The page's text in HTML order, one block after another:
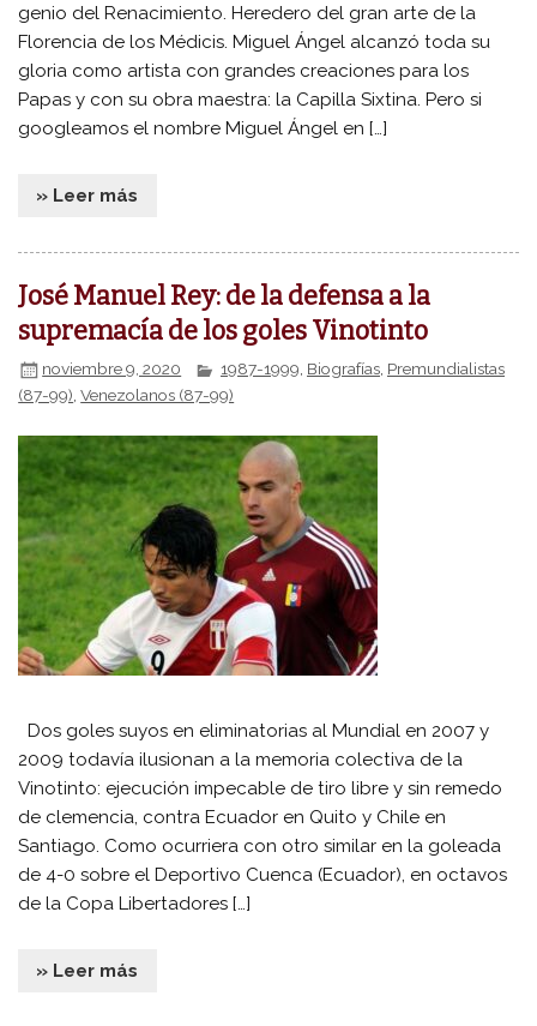
genio del Renacimiento. Heredero del gran arte de la
Florencia de los Médicis. Miguel Ángel alcanzó toda su
gloria como artista con grandes creaciones para los
Papas y con su obra maestra: la Capilla Sixtina. Pero si
googleamos el nombre Miguel Ángel en […]
» Leer más
José Manuel Rey: de la defensa a la
supremacía de los goles Vinotinto
noviembre 9, 2020 1987-1999, Biografías, Premundialistas
(87-99) ,Venezolanos (87-99)
Dos goles suyos en eliminatorias al Mundial en 2007 y
2009 todavía ilusionan a la memoria colectiva de la
Vinotinto: ejecución impecable de tiro libre y sin remedo
de clemencia, contra Ecuador en Quito y Chile en
Santiago. Como ocurriera con otro similar en la goleada
de 4-0 sobre el Deportivo Cuenca (Ecuador), en octavos
de la Copa Libertadores […]
» Leer más